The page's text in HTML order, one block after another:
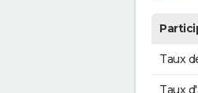
Taux
Taux